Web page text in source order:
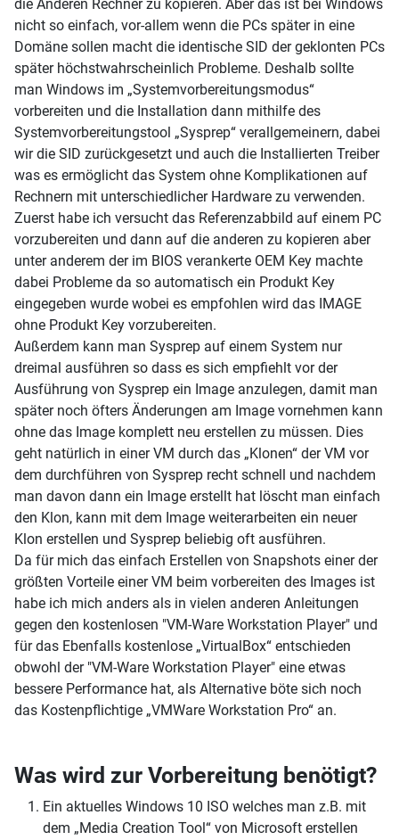
die Anderen Rechner zu kopieren. Aber das ist bei Windows
nicht so einfach, vor-allem wenn die PCs später in eine
Domäne sollen macht die identische SID der geklonten PCs
später höchstwahrscheinlich Probleme. Deshalb sollte
man Windows im „Systemvorbereitungsmodus“
vorbereiten und die Installation dann mithilfe des
Systemvorbereitungstool „Sysprep“ verallgemeinern, dabei
wir die SID zurückgesetzt und auch die Installierten Treiber
was es ermöglicht das System ohne Komplikationen auf
Rechnern mit unterschiedlicher Hardware zu verwenden.
Zuerst habe ich versucht das Referenzabbild auf einem PC
vorzubereiten und dann auf die anderen zu kopieren aber
unter anderem der im BIOS verankerte OEM Key machte
dabei Probleme da so automatisch ein Produkt Key
eingegeben wurde wobei es empfohlen wird das IMAGE
ohne Produkt Key vorzubereiten.
Außerdem kann man Sysprep auf einem System nur
dreimal ausführen so dass es sich empfiehlt vor der
Ausführung von Sysprep ein Image anzulegen, damit man
später noch öfters Änderungen am Image vornehmen kann
ohne das Image komplett neu erstellen zu müssen. Dies
geht natürlich in einer VM durch das „Klonen“ der VM vor
dem durchführen von Sysprep recht schnell und nachdem
man davon dann ein Image erstellt hat löscht man einfach
den Klon, kann mit dem Image weiterarbeiten ein neuer
Klon erstellen und Sysprep beliebig oft ausführen.
Da für mich das einfach Erstellen von Snapshots einer der
größten Vorteile einer VM beim vorbereiten des Images ist
habe ich mich anders als in vielen anderen Anleitungen
gegen den kostenlosen "VM-Ware Workstation Player" und
für das Ebenfalls kostenlose „VirtualBox“ entschieden
obwohl der "VM-Ware Workstation Player" eine etwas
bessere Performance hat, als Alternative böte sich noch
das Kostenpflichtige „VMWare Workstation Pro“ an.
Was wird zur Vorbereitung benötigt?
Ein aktuelles Windows 10 ISO welches man z.B. mit
dem „Media Creation Tool“ von Microsoft erstellen